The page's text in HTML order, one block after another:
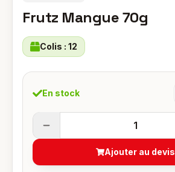
Frutz Mangue 70g
Colis : 12
En stock
1
Ajouter au devis